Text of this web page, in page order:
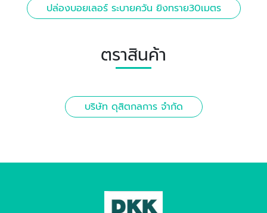
ปล่องบอยเลอร์ ระบายควัน ยิงทราย30เมตร
ตราสินค้า
บริษัท ดุสิตกลการ จำกัด